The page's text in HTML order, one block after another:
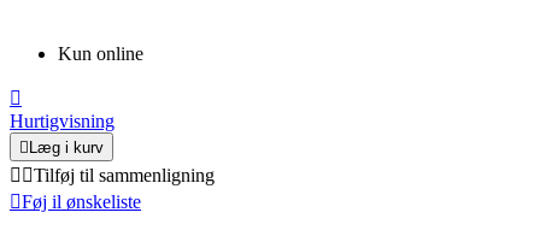
Kun online

Hurtigvisning
 Læg i kurv
 Tilføj til sammenligning
Føj il ønskeliste